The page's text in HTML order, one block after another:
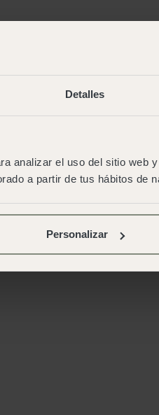
Detalles
analizar el uso del sitio web
a partir de tus hábitos de
Personalizar